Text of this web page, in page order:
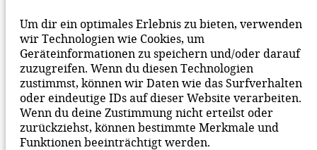
Um dir ein optimales Erlebnis zu bieten, verwenden
wir Technologien wie Cookies, um
Geräteinformationen zu speichern und/oder darauf
zuzugreifen. Wenn du diesen Technologien
zustimmst, können wir Daten wie das Surfverhalten
oder eindeutige IDs auf dieser Website verarbeiten.
Wenn du deine Zustimmung nicht erteilst oder
zurückziehst, können bestimmte Merkmale und
Funktionen beeinträchtigt werden.
MITEINANDER AUF UNSERER SEITE.